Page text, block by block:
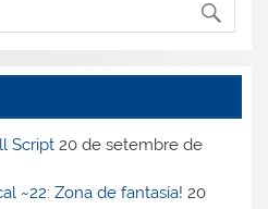
Script 20 de setembre de
~22: Zona de fantasía! 20